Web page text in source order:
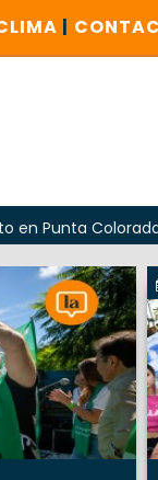
|
Colorada